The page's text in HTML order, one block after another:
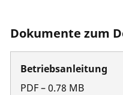
Dokumente zum
Betriebsanleitung
PDF–0.78 MB